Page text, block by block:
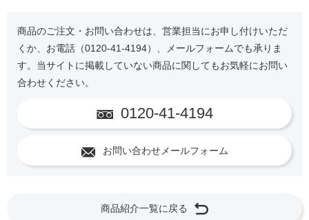
商品のご注文・お問い合わせは、営業担当にお申し付けいただ
くか、お電話（0120-41-4194）、メールフォームでも承りま
す。当サイトに掲載していない商品に関してもお気軽にお問い
合わせください。
0120-41-4194
お問い合わせメールフォーム
商品紹介一覧に戻る